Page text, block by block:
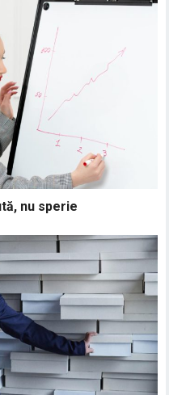
nu sperie